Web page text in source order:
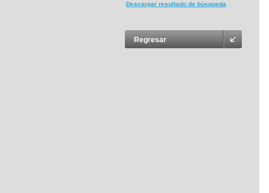
Descargar resultado de búsqueda
Regresar